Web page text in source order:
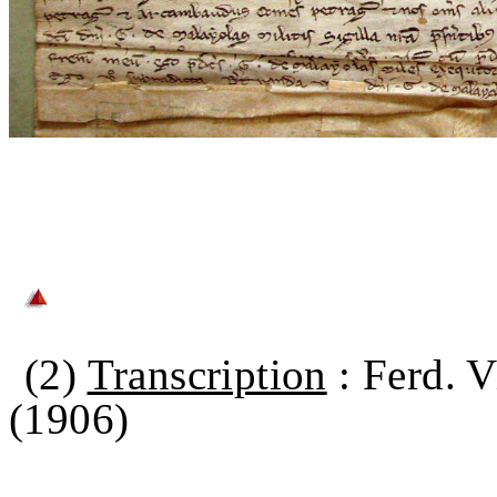
(2) Transcription : Ferd.
(1906)